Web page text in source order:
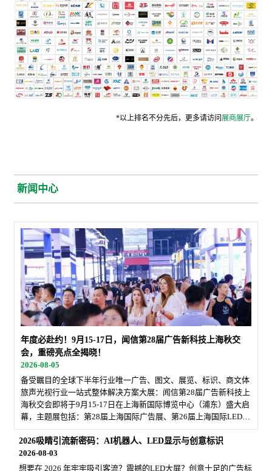
*以上排名不分先后，更多请访问 展商展厅。
新闻中心
年度必赴约！9月15-17日，闻信第28届广告新科技上海秋交
会，重磅亮点全揭晓！
2026-08-05
备受瞩目的全球下半年行业唯一广告、图文、展览、标识、商文体
旅声光视行业一站式整体解决方案大展：闻信第28届广告新科技上
海秋交会即将于9月15-17日在上海新国际博览中心（浦东）盛大启
幕，主题展包括：第28届上海国际广告展、第26届上海国际LED
展、国际喷绘图文及数码印花展、国际智慧显示及数字标牌展、国
际专业灯光音响展，打造广印及LED数字标牌专业灯光音响双产业
一站式采购平台！
2026吸睛引流新密码：AI机器人、LED显示与创意标识
2026-08-03
想要在 2026 年牢牢吸引客流？震撼的LED大屏？创意十足的广告标